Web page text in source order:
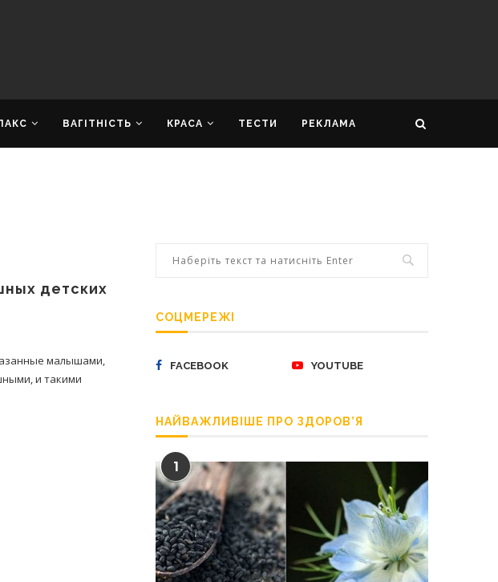
ВАГІТНІСТЬ КРАСА ТЕСТИ РЕКЛАМА
детских
малышами,
и такими
СОЦМЕРЕЖІ
FACEBOOK YOUTUBE
НАЙВАЖЛИВІШЕ ПРО ЗДОРОВ’Я
1